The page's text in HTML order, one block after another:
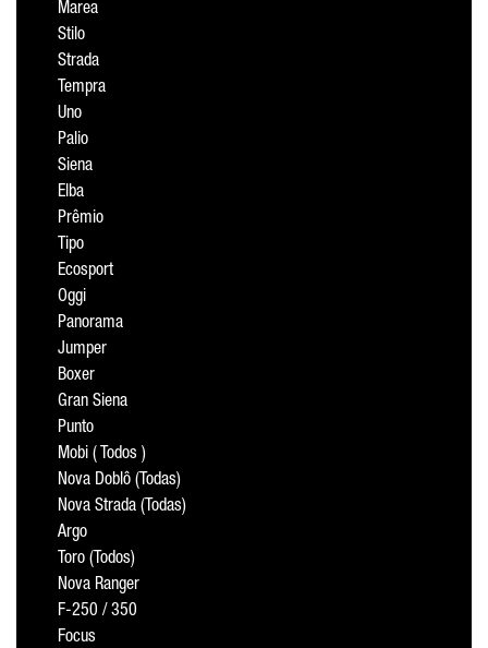
Marea
Stilo
Strada
Tempra
Uno
Palio
Siena
Elba
Prêmio
Tipo
Ecosport
Oggi
Panorama
Jumper
Boxer
Gran Siena
Punto
Mobi ( Todos )
Nova Doblô (Todas)
Nova Strada (Todas)
Argo
Toro (Todos)
Nova Ranger
F-250 / 350
Focus